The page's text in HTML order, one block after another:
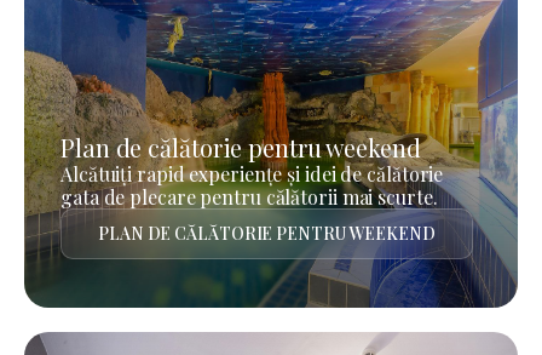
Plan de călătorie pentru weekend
Alcătuiți rapid experiențe și idei de călătorie
gata de plecare pentru călătorii mai scurte.
PLAN DE CĂLĂTORIE PENTRU WEEKEND